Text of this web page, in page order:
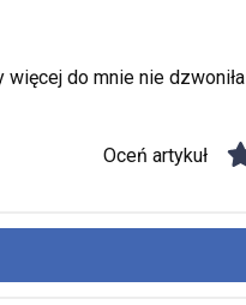
do mnie nie
Oceń artykuł